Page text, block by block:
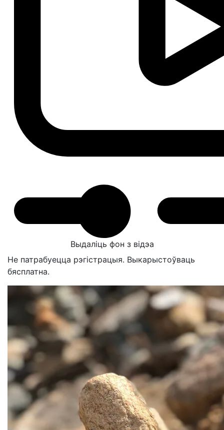
Выдаліць фон з відэа
Не патрабуецца рэгістрацыя. Выкарыстоўваць
бясплатна.